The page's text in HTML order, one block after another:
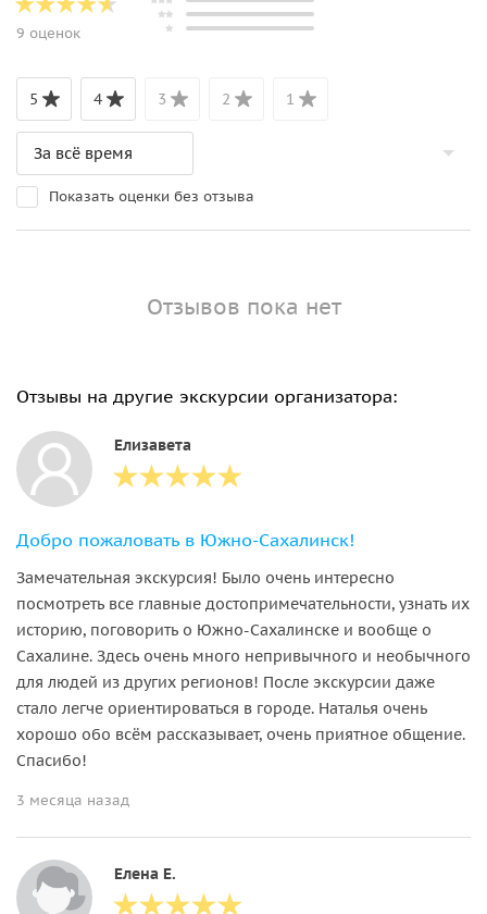
9 оценок
5 4 3 2 1
Показать оценки без отзыва
Отзывов пока нет
Отзывы на другие экскурсии организатора:
Елизавета
Добро пожаловать в Южно-Сахалинск!
Замечательная экскурсия! Было очень интересно
посмотреть все главные достопримечательности, узнать их
историю, поговорить о Южно-Сахалинске и вообще о
Сахалине. Здесь очень много непривычного и необычного
для людей из других регионов! После экскурсии даже
стало легче ориентироваться в городе. Наталья очень
хорошо обо всём рассказывает, очень приятное общение.
Спасибо!
3 месяца назад
Елена Е.